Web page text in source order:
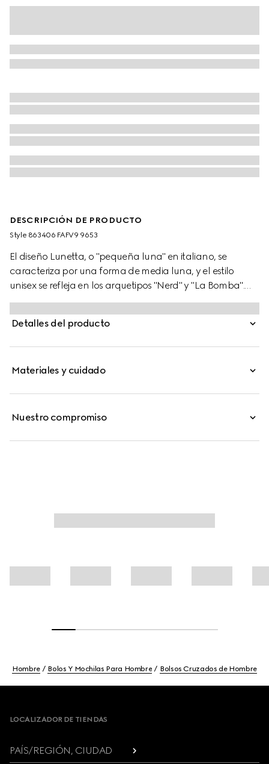
DESCRIPCIÓN DE PRODUCTO
Style ‎863406 FAFV9 9653
El diseño Lunetta, o "pequeña luna" en italiano, se
caracteriza por una forma de media luna, y el estilo
unisex se refleja en los arquetipos "Nerd" y "La Bomba".
Este modelo está confeccionado con tejido canvas GG
ligero y estructurado, y puede llevarse al hombro o a
modo de bandolera gracias a la correa extraíble.
Detalles del producto
Materiales y cuidado
Nuestro compromiso
Hombre Bolos Y Mochilas Para Hombre Bolsos Cruzados de Hombre
LOCALIZADOR DE TIENDAS
PAÍS/REGIÓN, CIUDAD